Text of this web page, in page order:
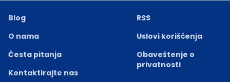
Blog
O nama
Česta pitanja
Kontaktirajte nas
RSS
Uslovi korišćenja
Obaveštenje o
privatnosti